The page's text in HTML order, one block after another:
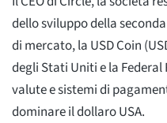
dello sviluppo della
di mercato, la USD Coin
degli Stati Uniti e la
valute e sistemi di
dominare il dollaro USA.